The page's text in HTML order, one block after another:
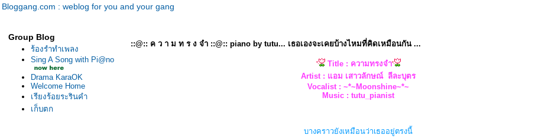
Bloggang.com : weblog for you and your gang
Group Blog
ร้องรำทำเพลง
Sing A Song with Pi@no
Drama KaraOK
Welcome Home
เรียงร้อยระรินคำ
เก็บตก
::@:: ค ว า ม ท ร ง จำ ::@:: piano by tutu... เธอเองจะเคยบ้างไหมที่คิดเหมือนกัน ...
Title : ความทรงจำ
Artist : แอม เสาวลักษณ์ ลีละบุตร
Vocalist : ~*~Moonshine~*~
Music : tutu_pianist
บางคราวยังเหมือนว่าเธออยู่ตรงนี้